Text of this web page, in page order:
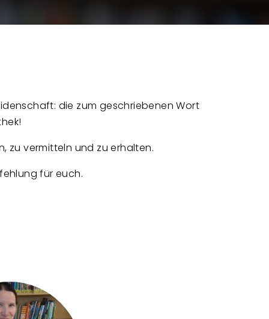
die zum geschriebenen Wort
zu vermitteln und zu erhalten.
für euch.